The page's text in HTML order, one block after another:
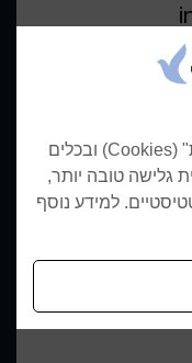
באתר זה נעשה שימוש בקובצי "עוגיות" (Cookies) ובכלים
גלישה טובה יותר,
למידע נוסף